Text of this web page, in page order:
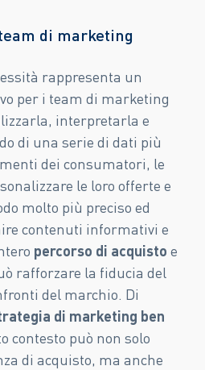
di marketing
rappresenta un
per i team di marketing
interpretarla e
di una serie di dati più
dei consumatori, le
le loro offerte e
molto più preciso ed
contenuti informativi e
percorso di acquisto e
rafforzare la fiducia del
del marchio. Di
di marketing ben
contesto può non solo
di acquisto, ma anche